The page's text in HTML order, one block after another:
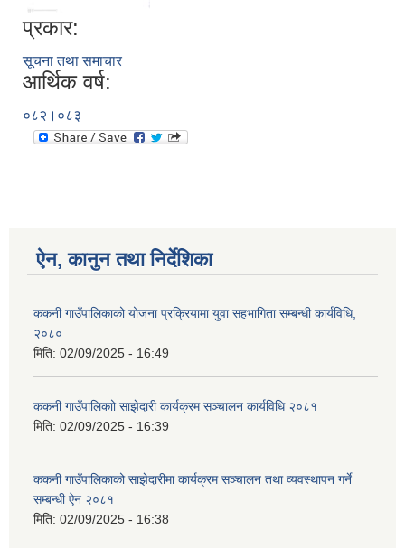
प्रकार:
सूचना तथा समाचार
आर्थिक वर्ष:
०८२।०८३
ऐन, कानुन तथा निर्देशिका
ककनी गाउँपालिकाको योजना प्रक्रियामा युवा सहभागिता सम्बन्धी कार्यविधि,
२०८०
मिति: 02/09/2025 - 16:49
ककनी गाउँपालिकाो साझेदारी कार्यक्रम सञ्चालन कार्यविधि २०८१
मिति: 02/09/2025 - 16:39
ककनी गाउँपालिकाको साझेदारीमा कार्यक्रम सञ्चालन तथा व्यवस्थापन गर्ने
सम्बन्धी ऐन २०८१
मिति: 02/09/2025 - 16:38